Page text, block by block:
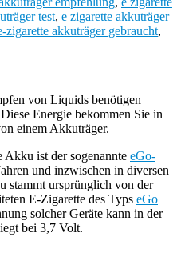
test, e zigarette akkuträger
zigarette akkuträger gebraucht,
von Liquids benötigen
Energie bekommen Sie in
einem Akkuträger.
Akku ist der sogenannte eGo-
und inzwischen in diversen
stammt ursprünglich von der
E-Zigarette des Typs eGo
solcher Geräte kann in der
bei 3,7 Volt.